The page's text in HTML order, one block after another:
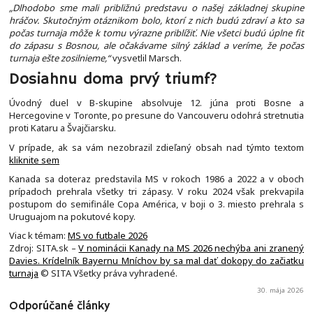
„Dlhodobo sme mali približnú predstavu o našej základnej skupine
hráčov. Skutočným otáznikom bolo, ktorí z nich budú zdraví a kto sa
počas turnaja môže k tomu výrazne priblížiť. Nie všetci budú úplne fit
do zápasu s Bosnou, ale očakávame silný základ a veríme, že počas
turnaja ešte zosilnieme,“vysvetlil Marsch.
Dosiahnu doma prvý triumf?
Úvodný duel v B-skupine absolvuje 12. júna proti Bosne a
Hercegovine v Toronte, po presune do Vancouveru odohrá stretnutia
proti Kataru a Švajčiarsku.
V prípade, ak sa vám nezobrazil zdieľaný obsah nad týmto textom
kliknite sem
Kanada sa doteraz predstavila MS v rokoch 1986 a 2022 a v oboch
prípadoch prehrala všetky tri zápasy. V roku 2024 však prekvapila
postupom do semifinále Copa América, v boji o 3. miesto prehrala s
Uruguajom na pokutové kopy.
Viac k témam: MS vo futbale 2026
Zdroj: SITA.sk –V nominácii Kanady na MS 2026 nechýba ani zranený
Davies. Krídelník Bayernu Mníchov by sa mal dať dokopy do začiatku
turnaja © SITA Všetky práva vyhradené.
30. mája 2026
Odporúčané články